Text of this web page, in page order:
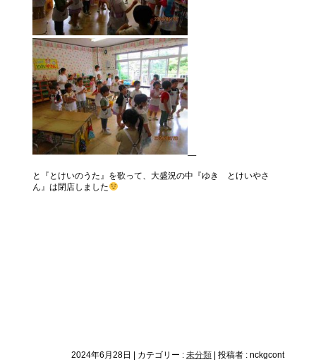
と『とけいのうた』を歌って、大盛況の中『ゆき とけいやさ
ん』は閉店しました
2024年6月28日 | カテゴリー : 未分類 | 投稿者 : nckgcont